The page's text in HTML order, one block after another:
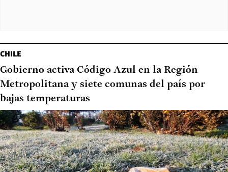
CHILE
Gobierno activa Código Azul en la Región
Metropolitana y siete comunas del país por
bajas temperaturas